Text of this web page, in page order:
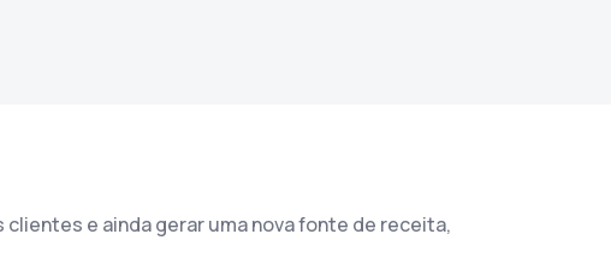
e ainda gerar uma nova fonte de receita,